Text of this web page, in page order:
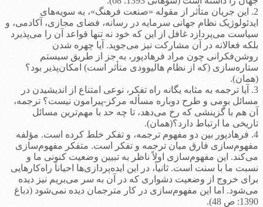
2. این جریان متأثر از مقوله «صنعت فرهنگ»، به سویه‌های
ایدئولوژیک نظام جهانی سرمایه در رسانه، فضای مجازی، آکادمی، و
سیاست می‌پردازد غافل از این که خود نه تنها قواعد آن را می‌پذیرد
بلکه فعالانه در آن مشارکت نیز می‌جوید. آیا چهره شدن
روشن‌فکرانی چون مراد فرهادپور، به جز از طریق سیستم
ستاره‌سازی (که از نظام هالیوودی متأثر است) امکان‌پذیر بود؟
(همان).
3. آیا ترجمه به مثابه یگانه راه تفکر، نوعی امتناع از اندیشیدن در
مسائل بومی و طرح دوباره مسأله مرکز-پیرامون نیست؟ ترجمه،
آن هم با گزینشی که رخ می‌دهد، تا چه حد با مهم‌ترین مسائل
تاریخی ما ارتباط دارد؟(همان).
4. فرهادپور بین دو مفهوم ترجمه، و تفکر خلط کرده است. مؤلفه
مفهوم‌سازی فارق میان ترجمه و تفکر است. متفکر مفهوم‌سازی
می‌کند. این مفهوم‌سازی اولاً ناظر به تبیین وضعیت کنونی ما و
نسبت ما با سنت است. ثانیاً، در این ایده‌پردازی‌ها احیاناً راه‌کارهایی
برای خروج از وضعیت دشواری که در آن به سر می‌بریم نیز دیده
می‌شود. اما این مفهوم‌سازی در کار مترجمان دیده نمی‌شود (دباغ
1390: ص 48).